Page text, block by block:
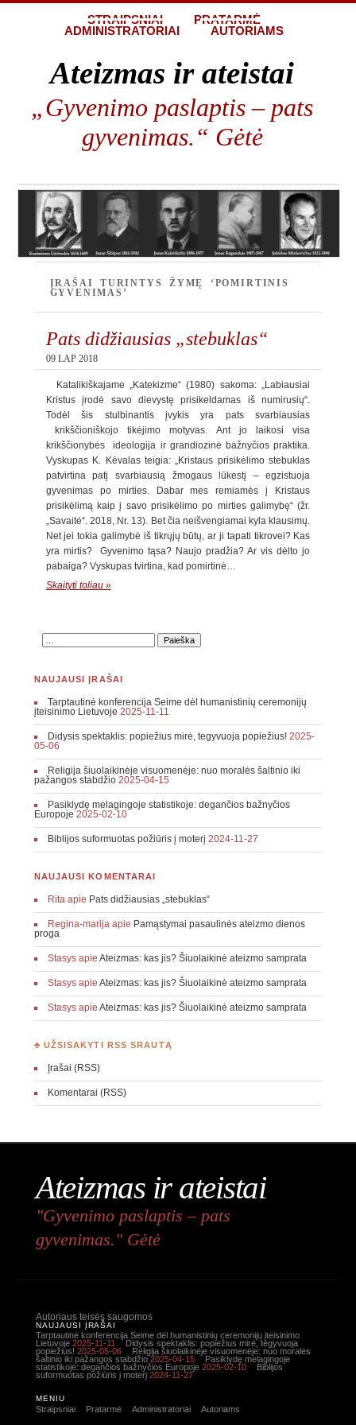
STRAIPSNIAI
PRATARMĖ
ADMINISTRATORIAI
AUTORIAMS
Ateizmas ir ateistai
„Gyvenimo paslaptis – pats
gyvenimas.“ Gėtė
ĮRAŠAI TURINTYS ŽYMĘ ‘POMIRTINIS
GYVENIMAS’
Pats didžiausias „stebuklas“
09 LAP 2018
Katalikiškajame „Katekizme“ (1980) sakoma: „Labiausiai
Kristus įrodė savo dievystę prisikeldamas iš numirusių“.
Todėl šis stulbinantis įvykis yra pats svarbiausias
krikščioniškojo tikėjimo motyvas. Ant jo laikosi visa
krikščionybės ideologija ir grandiozinė bažnyčios praktika.
Vyskupas K. Kėvalas teigia: „Kristaus prisikėlimo stebuklas
patvirtina patį svarbiausią žmogaus lūkestį – egzistuoja
gyvenimas po mirties. Dabar mes remiamės į Kristaus
prisikėlimą kaip į savo prisikėlimo po mirties galimybę“ (žr.
„Savaitė“. 2018, Nr. 13). Bet čia neišvengiamai kyla klausimų.
Net jei tokia galimybė iš tikrųjų būtų, ar ji tapati tikrovei? Kas
yra mirtis? Gyvenimo tąsa? Naujo pradžia? Ar vis dėlto jo
pabaiga? Vyskupas tvirtina, kad pomirtinė…
Skaityti toliau »
NAUJAUSI ĮRAŠAI
Tarptautinė konferencija Seime dėl humanistinių ceremonijų
įteisinimo Lietuvoje 2025-11-11
Didysis spektaklis: popiežius mirė, tegyvuoja popiežius! 2025-
05-06
Religija šiuolaikinėje visuomenėje: nuo moralės šaltinio iki
pažangos stabdžio 2025-04-15
Pasiklydę melagingoje statistikoje: degančios bažnyčios
Europoje 2025-02-10
Biblijos suformuotas požiūris į moterį 2024-11-27
NAUJAUSI KOMENTARAI
Ritaapie Pats didžiausias „stebuklas“
Regina-marijaapie Pamąstymai pasaulinės ateizmo dienos
proga
Stasysapie Ateizmas: kas jis? Šiuolaikinė ateizmo samprata
Stasysapie Ateizmas: kas jis? Šiuolaikinė ateizmo samprata
Stasysapie Ateizmas: kas jis? Šiuolaikinė ateizmo samprata
♣ UŽSISAKYTI RSS SRAUTĄ
Įrašai (RSS)
Komentarai (RSS)
Ateizmas ir ateistai
"Gyvenimo paslaptis – pats
gyvenimas." Gėtė
Autoriaus teisės saugomos
NAUJAUSI ĮRAŠAI
Tarptautinė konferencija Seime dėl humanistinių ceremonijų įteisinimo
Lietuvoje 2025-11-11
Didysis spektaklis: popiežius mirė, tegyvuoja
popiežius! 2025-05-06
Religija šiuolaikinėje visuomenėje: nuo moralės
šaltinio iki pažangos stabdžio 2025-04-15
Pasiklydę melagingoje
statistikoje: degančios bažnyčios Europoje 2025-02-10
Biblijos
suformuotas požiūris į moterį 2024-11-27
MENIU
Straipsniai Pratarmė Administratoriai Autoriams